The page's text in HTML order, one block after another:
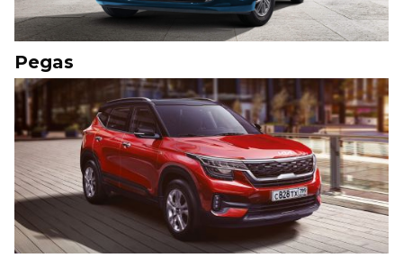
Pegas